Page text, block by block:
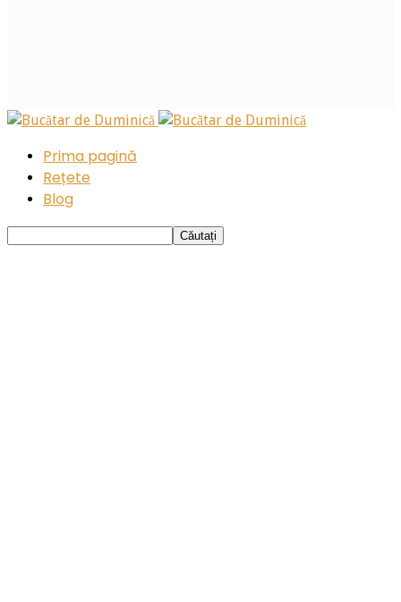
Prima pagină
Rețete
Blog